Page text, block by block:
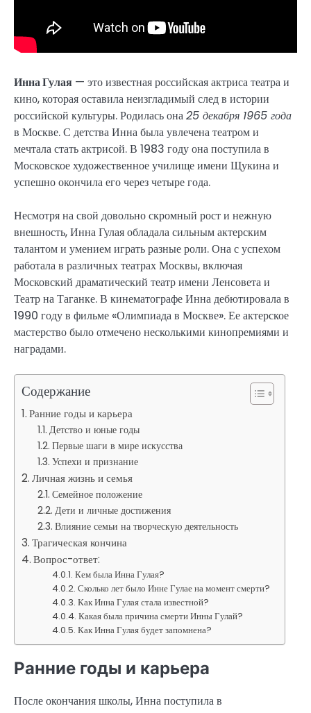
Инна Гулая — это известная российская актриса театра и
кино, которая оставила неизгладимый след в истории
российской культуры. Родилась она25 декабря 1965 года
в Москве. С детства Инна была увлечена театром и
мечтала стать актрисой. В 1983 году она поступила в
Московское художественное училище имени Щукина и
успешно окончила его через четыре года.
Несмотря на свой довольно скромный рост и нежную
внешность, Инна Гулая обладала сильным актерским
талантом и умением играть разные роли. Она с успехом
работала в различных театрах Москвы, включая
Московский драматический театр имени Ленсовета и
Театр на Таганке. В кинематографе Инна дебютировала в
1990 году в фильме «Олимпиада в Москве». Ее актерское
мастерство было отмечено несколькими кинопремиями и
наградами.
Содержание
Ранние годы и карьера
Детство и юные годы
Первые шаги в мире искусства
Успехи и признание
Личная жизнь и семья
Семейное положение
Дети и личные достижения
Влияние семьи на творческую деятельность
Трагическая кончина
Вопрос-ответ:
Кем была Инна Гулая?
Сколько лет было Инне Гулае на момент смерти?
Как Инна Гулая стала известной?
Какая была причина смерти Инны Гулай?
Как Инна Гулая будет запомнена?
Ранние годы и карьера
После окончания школы, Инна поступила в